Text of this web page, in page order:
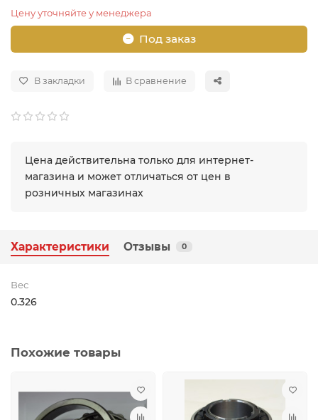
Цену уточняйте у менеджера
Под заказ
В закладки В сравнение
Цена действительна только для интернет-
магазина и может отличаться от цен в
розничных магазинах
Характеристики Отзывы 0
Вес
0.326
Похожие товары